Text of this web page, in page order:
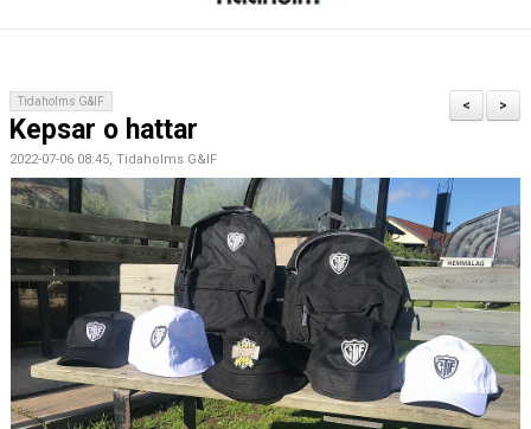
FÖRENINGEN
SOUVENIRER
GAMLA GIFFS TORSDAGSTRÄFFAR
MATCHER
CUPER ARBETSBESKRIVNING
PLANSCHEMA
>
<
Tidaholms G&IF
Kepsar o hattar
2022-07-06 08:45, Tidaholms G&IF